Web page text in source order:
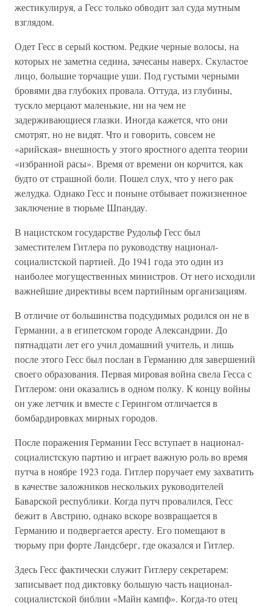
жестикулируя, а Гесс только обводит зал суда мутным
взглядом.
Одет Гесс в серый костюм. Редкие черные волосы, на
которых не заметна седина, зачесаны наверх. Скуластое
лицо, большие торчащие уши. Под густыми черными
бровями два глубоких провала. Оттуда, из глубины,
тускло мерцают маленькие, ни на чем не
задерживающиеся глазки. Иногда кажется, что они
смотрят, но не видят. Что и говорить, совсем не
«арийская» внешность у этого яростного адепта теории
«избранной расы». Время от времени он корчится, как
будто от страшной боли. Пошел слух, что у него рак
желудка. Однако Гесс и поныне отбывает пожизненное
заключение в тюрьме Шпандау.
В нацистском государстве Рудольф Гесс был
заместителем Гитлера по руководству национал-
социалистской партией. До 1941 года это один из
наиболее могущественных министров. От него исходили
важнейшие директивы всем партийным организациям.
В отличие от большинства подсудимых родился он не в
Германии, а в египетском городе Александрии. До
пятнадцати лет его учил домашний учитель, и лишь
после этого Гесс был послан в Германию для завершений
своего образования. Первая мировая война свела Гесса с
Гитлером: они оказались в одном полку. К концу войны
он уже летчик и вместе с Герингом отличается в
бомбардировках мирных городов.
После поражения Германии Гесс вступает в национал-
социалистскую партию и играет важную роль во время
путча в ноябре 1923 года. Гитлер поручает ему захватить
в качестве заложников нескольких руководителей
Баварской республики. Когда путч провалился, Гесс
бежит в Австрию, однако вскоре возвращается в
Германию и подвергается аресту. Его помещают в
тюрьму при форте Ландсберг, где оказался и Гитлер.
Здесь Гесс фактически служит Гитлеру секретарем:
записывает под диктовку большую часть национал-
социалистской библии «Майн кампф». Когда-то отец